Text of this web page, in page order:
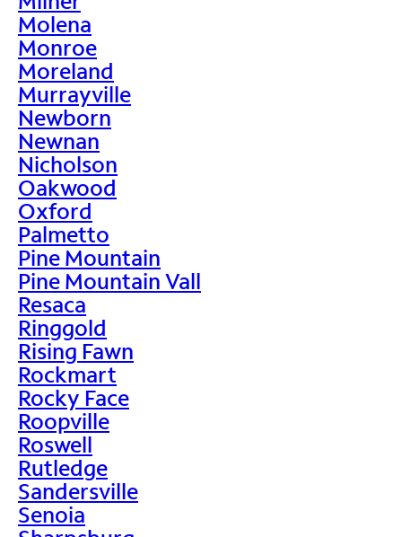
Molena
Monroe
Moreland
Murrayville
Newborn
Newnan
Nicholson
Oakwood
Oxford
Palmetto
Pine Mountain
Pine Mountain Vall
Resaca
Ringgold
Rising Fawn
Rockmart
Rocky Face
Roopville
Roswell
Rutledge
Sandersville
Senoia